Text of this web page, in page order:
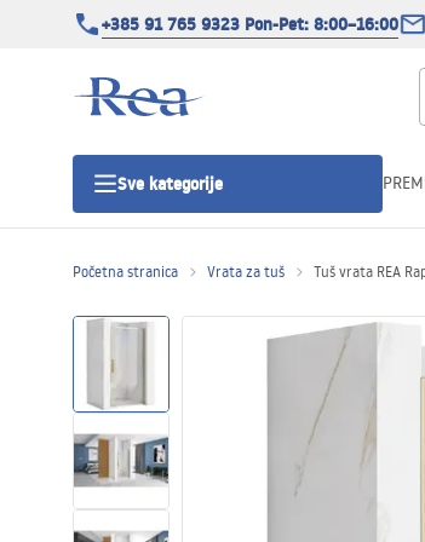
+385 91 765 9323 Pon-Pet: 8:00–16:00
Sve kategorije
Tuš kade
Tuš Kanalice
Početna stranica Vrata za tuš Tuš vrata REA